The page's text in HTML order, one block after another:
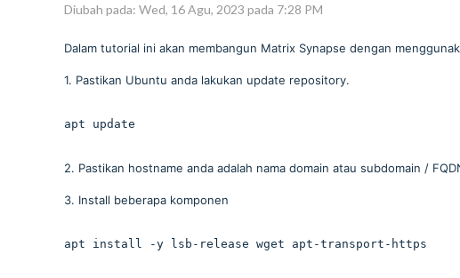
Diubah pada: Wed, 16 Agu, 2023 pada 7:28 PM
Dalam tutorial ini akan membangun Matrix Synapse dengan
1. Pastikan Ubuntu anda lakukan update repository.
apt update
2. Pastikan hostname anda adalah nama domain atau subdomain /
3. Install beberapa komponen
apt install -y lsb-release wget apt-transport-https